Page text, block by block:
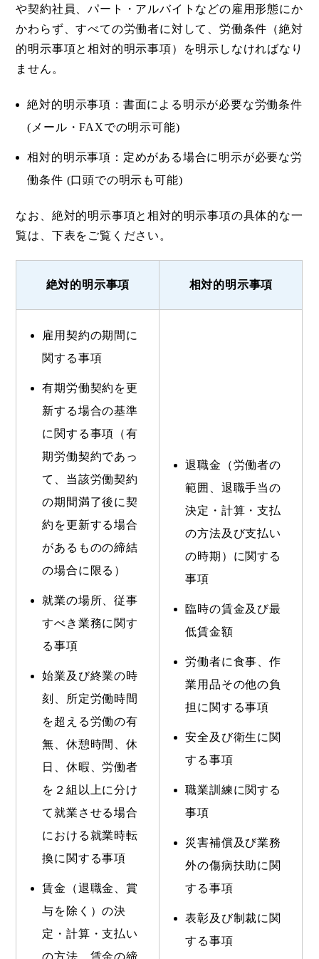
や契約社員、パート・アルバイトなどの雇用形態にか
かわらず、すべての労働者に対して、労働条件（絶対
的明示事項と相対的明示事項）を明示しなければなり
ません。
絶対的明示事項：書面による明示が必要な労働条件
(メール・FAXでの明示可能)
相対的明示事項：定めがある場合に明示が必要な労
働条件 (口頭での明示も可能)
なお、絶対的明示事項と相対的明示事項の具体的な一
覧は、下表をご覧ください。
絶対的明示事項 相対的明示事項
雇用契約の期間に
関する事項
有期労働契約を更
新する場合の基準
に関する事項（有
期労働契約であっ
て、当該労働契約
の期間満了後に契
約を更新する場合
があるものの締結
の場合に限る）
就業の場所、従事
すべき業務に関す
る事項
始業及び終業の時
刻、所定労働時間
を超える労働の有
無、休憩時間、休
日、休暇、労働者
を２組以上に分け
て就業させる場合
における就業時転
換に関する事項
賃金（退職金、賞
与を除く）の決
定・計算・支払い
の方法、賃金の締
退職金（労働者の
範囲、退職手当の
決定・計算・支払
の方法及び支払い
の時期）に関する
事項
臨時の賃金及び最
低賃金額
労働者に食事、作
業用品その他の負
担に関する事項
安全及び衛生に関
する事項
職業訓練に関する
事項
災害補償及び業務
外の傷病扶助に関
する事項
表彰及び制裁に関
する事項